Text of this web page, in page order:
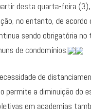
desta quarta-feira
no entanto, de acordo
sendo obrigatória
de condomínios.
de
a diminuição do
em academias